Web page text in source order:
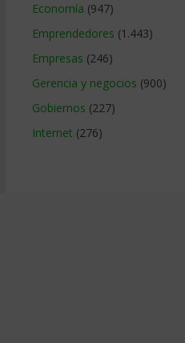
Economía (947)
Emprendedores (1.443)
Empresas (246)
Gerencia y negocios (900)
Gobiernos (227)
Internet (276)